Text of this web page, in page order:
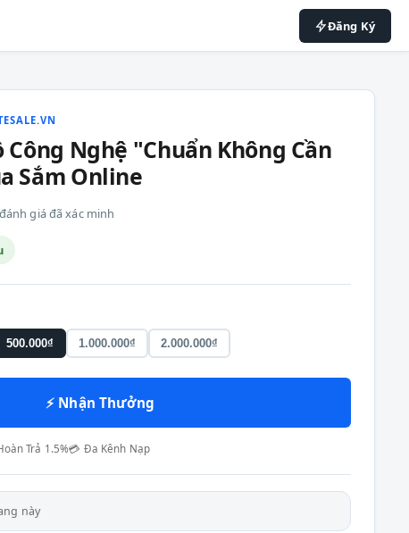
Đăng Ký
Công Nghệ "Chuẩn Không Cần
Sắm Online
giá đã xác minh
500.000₫ 1.000.000₫ 2.000.000₫
⚡ Nhận Thưởng
Trả 1.5%💳 Đa Kênh Nạp
này